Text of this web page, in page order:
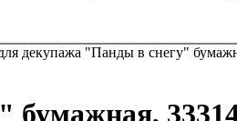
декупажа "Панды в снегу"